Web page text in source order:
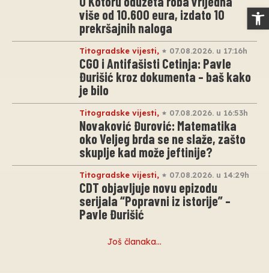
više od 10.600 eura, izdato 10
prekršajnih naloga
Titogradske vijesti, 07.08.2026. u 17:16h
CGO i Antifašisti Cetinja: Pavle
Đurišić kroz dokumenta – baš kako
je bilo
Titogradske vijesti, 07.08.2026. u 16:53h
Novaković Đurović: Matematika
oko Veljeg brda se ne slaže, zašto
skuplje kad može jeftinije?
Titogradske vijesti, 07.08.2026. u 14:29h
CDT objavljuje novu epizodu
serijala “Popravni iz istorije” –
Pavle Đurišić
Još članaka…